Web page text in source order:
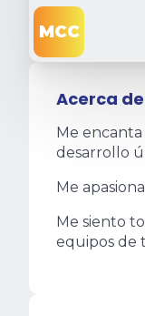
MCC
Acerca de
Me encanta
desarrollo
Me
Me siento
equipos de